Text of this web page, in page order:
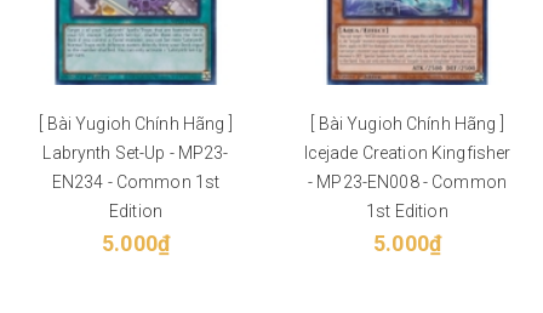
[ Bài Yugioh Chính Hãng ]
Labrynth Set-Up - MP23-
EN234 - Common 1st
Edition
5.000₫
[ Bài Yugioh Chính Hãng ]
Icejade Creation Kingfisher
- MP23-EN008 - Common
1st Edition
5.000₫